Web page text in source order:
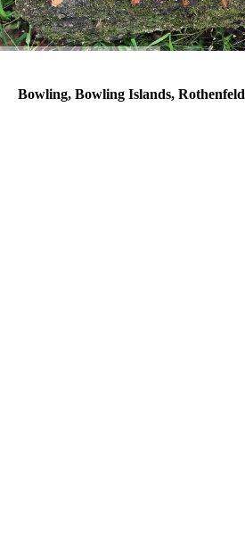
Bowling, Bowling Islands, Rothenfeld